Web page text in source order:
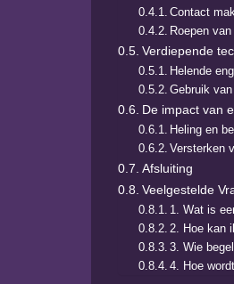
Contact
Roepen
Verdiepende
Helende
Gebruik
De impact van
Heling en
Versterken
Afsluiting
Veelgestelde
1. Wat is
2. Hoe kan
3. Wie
4. Hoe